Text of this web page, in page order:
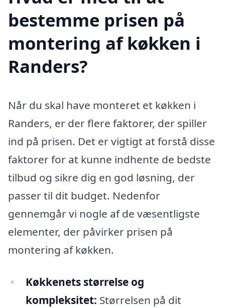
bestemme prisen på
montering af køkken i
Randers?
Når du skal have monteret et køkken i
Randers, er der flere faktorer, der spiller
ind på prisen. Det er vigtigt at forstå disse
faktorer for at kunne indhente de bedste
tilbud og sikre dig en god løsning, der
passer til dit budget. Nedenfor
gennemgår vi nogle af de væsentligste
elementer, der påvirker prisen på
montering af køkken.
Køkkenets størrelse og
kompleksitet: Størrelsen på dit